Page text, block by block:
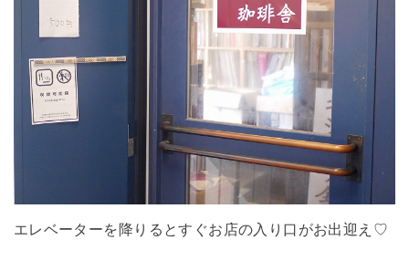
エレベーターを降りるとすぐお店の入り口がお出迎え♡